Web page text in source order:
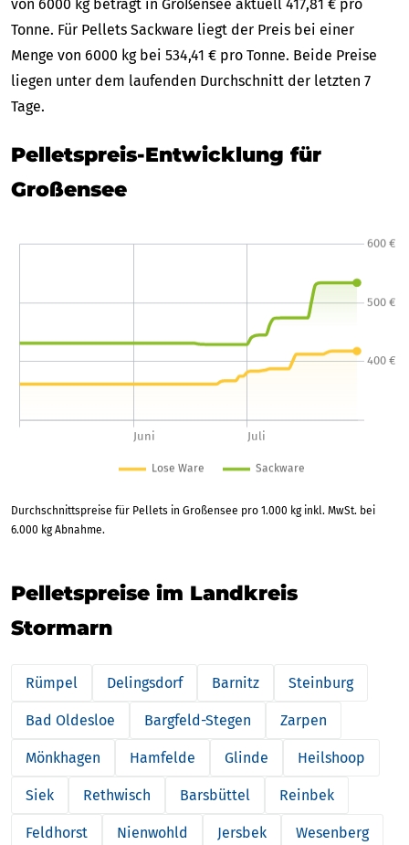
von 6000 kg beträgt in Großensee aktuell 417,81 € pro
Tonne. Für Pellets Sackware liegt der Preis bei einer
Menge von 6000 kg bei 534,41 € pro Tonne. Beide Preise
liegen unter dem laufenden Durchschnitt der letzten 7
Tage.
Pelletspreis-Entwicklung für
Großensee
Durchschnittspreise für Pellets in Großensee pro 1.000 kg inkl. MwSt. bei
6.000 kg Abnahme.
Pelletspreise im Landkreis
Stormarn
Rümpel Delingsdorf Barnitz Steinburg
Bad Oldesloe Bargfeld-Stegen Zarpen
Mönkhagen Hamfelde Glinde Heilshoop
Siek Rethwisch Barsbüttel Reinbek
Feldhorst Nienwohld Jersbek Wesenberg